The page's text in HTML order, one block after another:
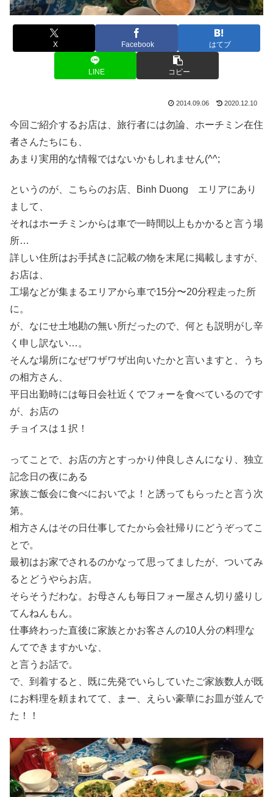
X Facebook はてブ
LINE コピー
2014.09.06 2020.12.10
今回ご紹介するお店は、旅行者には勿論、ホーチミン在住
者さんたちにも、
あまり実用的な情報ではないかもしれません(^^;
というのが、こちらのお店、Binh Duong エリアにあり
まして、
それはホーチミンからは車で一時間以上もかかると言う場
所…
詳しい住所はお手拭きに記載の物を末尾に掲載しますが、
お店は、
工場などが集まるエリアから車で15分〜20分程走った所
に。
が、なにせ土地勘の無い所だったので、何とも説明がし辛
く申し訳ない…。
そんな場所になぜワザワザ出向いたかと言いますと、うち
の相方さん、
平日出勤時には毎日会社近くでフォーを食べているのです
が、お店の
チョイスは１択！
ってことで、お店の方とすっかり仲良しさんになり、独立
記念日の夜にある
家族ご飯会に食べにおいでよ！と誘ってもらったと言う次
第。
相方さんはその日仕事してたから会社帰りにどうぞってこ
とで。
最初はお家でされるのかなって思ってましたが、ついてみ
るとどうやらお店。
そらそうだわな。お母さんも毎日フォー屋さん切り盛りし
てんねんもん。
仕事終わった直後に家族とかお客さんの10人分の料理な
んてできますかいな、
と言うお話で。
で、到着すると、既に先発でいらしていたご家族数人が既
にお料理を頼まれてて、まー、えらい豪華にお皿が並んで
た！！